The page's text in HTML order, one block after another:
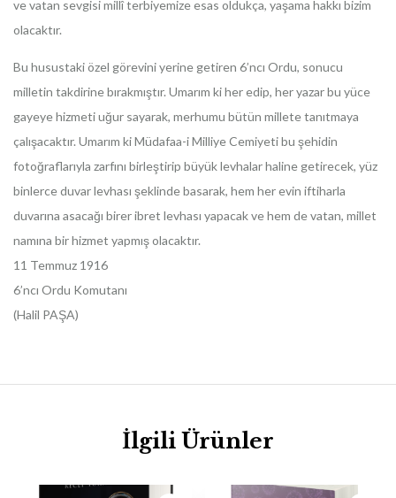
ve vatan sevgisi millî terbiyemize esas oldukça, yaşama hakkı bizim
olacaktır.
Bu husustaki özel görevini yerine getiren 6’ncı Ordu, sonucu
milletin takdirine bırakmıştır. Umarım ki her edip, her yazar bu yüce
gayeye hizmeti uğur sayarak, merhumu bütün millete tanıtmaya
çalışacaktır. Umarım ki Müdafaa-i Milliye Cemiyeti bu şehidin
fotoğraflarıyla zarfını birleştirip büyük levhalar haline getirecek, yüz
binlerce duvar levhası şeklinde basarak, hem her evin iftiharla
duvarına asacağı birer ibret levhası yapacak ve hem de vatan, millet
namına bir hizmet yapmış olacaktır.
11 Temmuz 1916
6’ncı Ordu Komutanı
(Halil PAŞA)
İlgili Ürünler